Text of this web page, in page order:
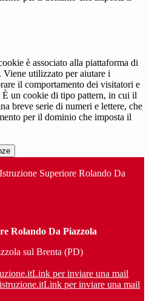
è associato alla piattaforma di
utilizzato per aiutare i
il comportamento dei visitatori e
È un cookie di tipo pattern, in cui il
breve serie di numeri e lettere, che
per il dominio che imposta il
Superiore Rolando Da
Rolando Da Piazzola
sul Brenta (PD)
Link per inviare una mail
Link per inviare una mail